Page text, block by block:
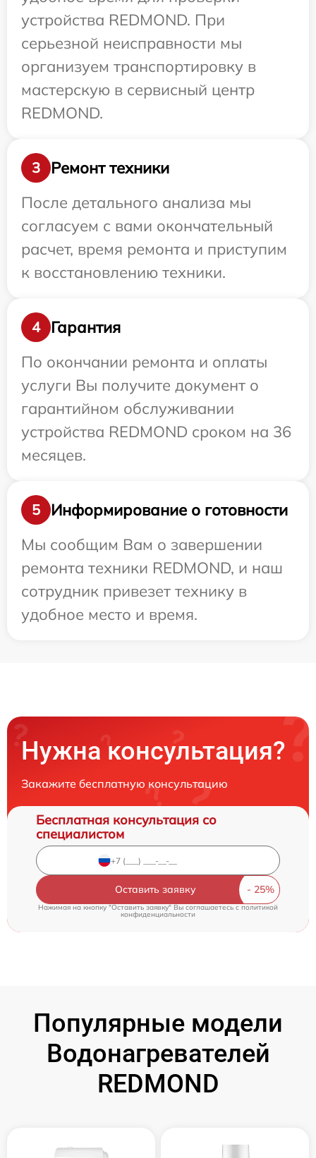
устройства REDMOND. При
серьезной неисправности мы
организуем транспортировку в
мастерскую в сервисный центр
REDMOND.
3
Ремонт техники
После детального анализа мы
согласуем с вами окончательный
расчет, время ремонта и приступим
к восстановлению техники.
4
Гарантия
По окончании ремонта и оплаты
услуги Вы получите документ о
гарантийном обслуживании
устройства REDMOND сроком на 36
месяцев.
5
Информирование о готовности
Мы сообщим Вам о завершении
ремонта техники REDMOND, и наш
сотрудник привезет технику в
удобное место и время.
Нужна консультация?
Закажите бесплатную консультацию
Бесплатная консультация со
специалистом
Оставить заявку
Нажимая на кнопку "Оставить заявку" Вы соглашаетесь c политикой
конфиденциальности
Популярные модели
Водонагревателей
REDMOND